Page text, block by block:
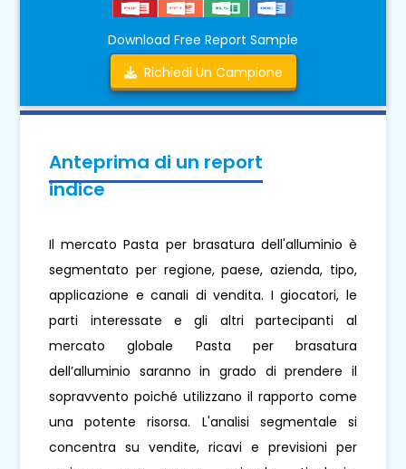
Download Free Report Sample
Richiedi Un Campione
Anteprima di un report
indice
Il mercato Pasta per brasatura dell'alluminio è
segmentato per regione, paese, azienda, tipo,
applicazione e canali di vendita. I giocatori, le
parti interessate e gli altri partecipanti al
mercato globale Pasta per brasatura
dell’alluminio saranno in grado di prendere il
sopravvento poiché utilizzano il rapporto come
una potente risorsa. L'analisi segmentale si
concentra su vendite, ricavi e previsioni per